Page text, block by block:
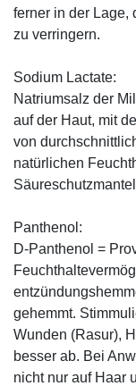
ferner in der Lage,
zu verringern.
Sodium Lactate:
Natriumsalz der
auf der Haut, mit
von
natürlichen
Panthenol:
D-Panthenol =
gehemmt.
Wunden (Rasur),
besser ab. Bei
nicht nur auf Haar